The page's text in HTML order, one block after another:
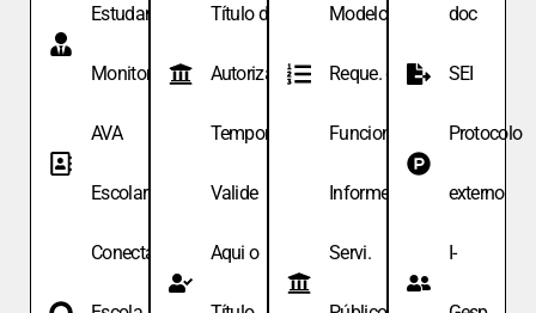
Estudante
Monitor
AVA
Escolar
Conecta
Título de
Autoriza.
Temporária
Valide
Aqui o
Modelo de
Reque. de
Funcionário
Informe
Servi.
doc
SEI
Protocolo
externo
I-